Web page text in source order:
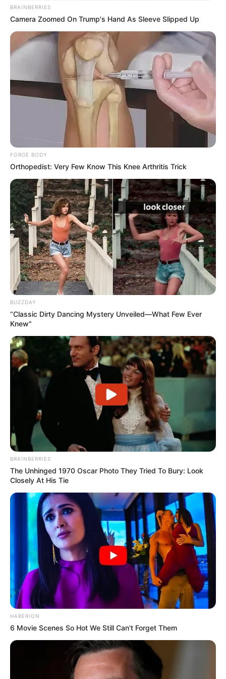
Les courses de Deauville autrefois.
BRAINBERRIES
Camera Zoomed On Trump's Hand As Sleeve Slipped Up
FORGE BODY
Orthopedist: Very Few Know This Knee Arthritis Trick
BUZZDAY
“Classic Dirty Dancing Mystery Unveiled—What Few Ever
Knew"
BRAINBERRIES
The Unhinged 1970 Oscar Photo They Tried To Bury: Look
Closely At His Tie
HABERION
6 Movie Scenes So Hot We Still Can't Forget Them